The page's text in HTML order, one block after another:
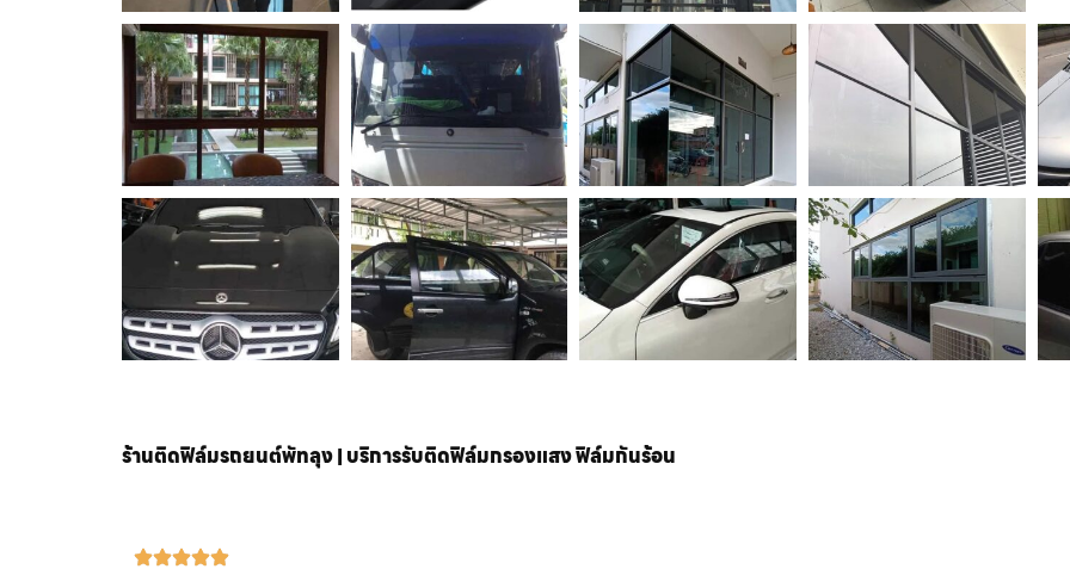
ร้านติดฟิล์มรถยนต์พัทลุง | บริการรับติดฟิล์มกรองแสง ฟิล์มกันร้อน